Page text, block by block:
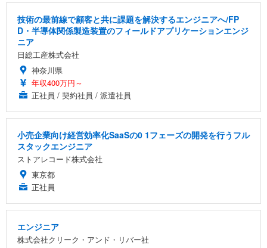
技術の最前線で顧客と共に課題を解決するエンジニアへ/FP
D・半導体関係製造装置のフィールドアプリケーションエンジ
ニア
日総工産株式会社
神奈川県
年収400万円～
正社員 / 契約社員 / 派遣社員
小売企業向け経営効率化SaaSの0 1フェーズの開発を行うフル
スタックエンジニア
ストアレコード株式会社
東京都
正社員
エンジニア
株式会社クリーク・アンド・リバー社